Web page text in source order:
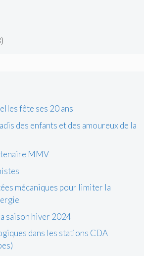
fête ses 20 ans
des enfants et des amoureux de la
MMV
mécaniques pour limiter la
saison hiver 2024
dans les stations CDA